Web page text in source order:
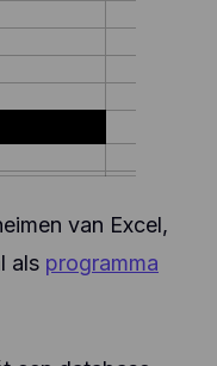
van Excel,
als programma